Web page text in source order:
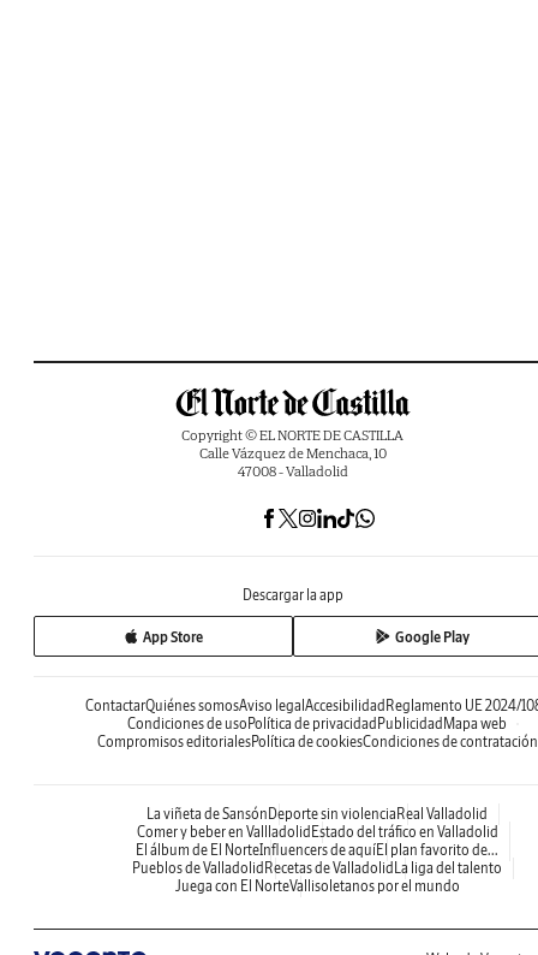
Copyright © EL NORTE DE CASTILLA
Calle Vázquez de Menchaca, 10
47008 - Valladolid
Descargar la app
App Store Google Play
ContactarQuiénes somosAviso legal Accesibilidad Reglamento UE 2024/
Condiciones de uso Política de privacidad Publicidad Mapa web
Compromisos editorialesPolítica de cookiesCondiciones de contratación
La viñeta de Sansón Deporte sin violencia Real Valladolid
Comer y beber en Vallladolid Estado del tráfico en Valladolid
El álbum de El NorteInfluencers de aquíEl plan favorito de...
Pueblos de Valladolid Recetas de Valladolid La liga del talento
Juega con El NorteVallisoletanos por el mundo